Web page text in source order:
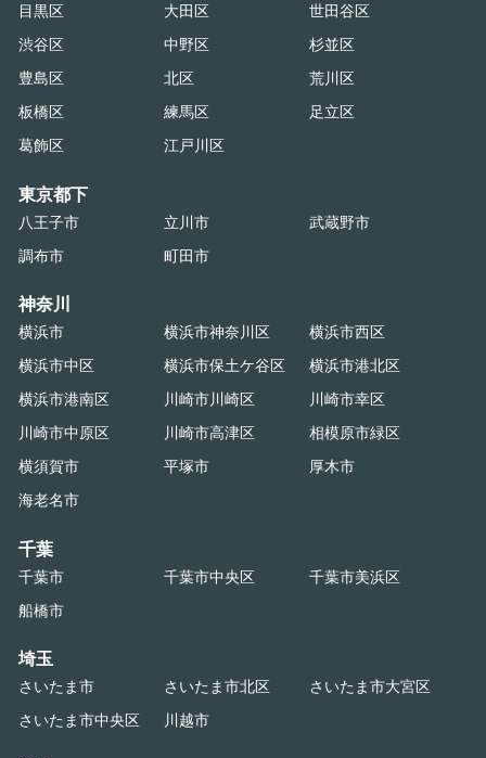
目黒区
大田区
世田谷区
渋谷区
中野区
杉並区
豊島区
北区
荒川区
板橋区
練馬区
足立区
葛飾区
江戸川区
東京都下
八王子市 立川市
武蔵野市
調布市
町田市
神奈川
横浜市 横浜市神奈川区
横浜市西区
横浜市中区
横浜市保土ケ谷区
横浜市港北区
横浜市港南区
川崎市川崎区
川崎市幸区
川崎市中原区
川崎市高津区
相模原市緑区
横須賀市
平塚市
厚木市
海老名市
千葉
千葉市 千葉市中央区
千葉市美浜区
船橋市
埼玉
さいたま市 さいたま市北区
さいたま市大宮区
さいたま市中央区
川越市